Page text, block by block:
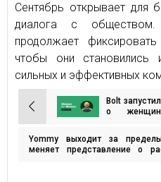
Сентябрь открывает для
диалога с обществом.
продолжает
чтобы они становились
сильных и эффективных
Навигация
по
записям
Bolt
о
Yommy выходит за
меняет представление о